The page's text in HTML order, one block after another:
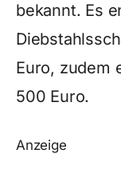
bekannt. Es
Euro, zudem
500 Euro.
Anzeige